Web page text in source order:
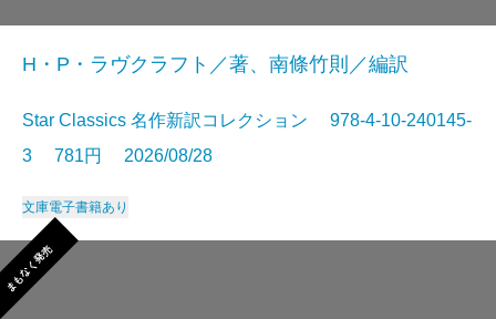
H・P・ラヴクラフト／著、南條竹則／編訳
Star Classics 名作新訳コレクション 978-4-10-240145-
3 781円 2026/08/28
文庫電子書籍あり
まもなく発売